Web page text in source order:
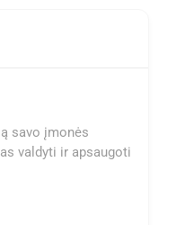
savo įmonės
valdyti ir apsaugoti